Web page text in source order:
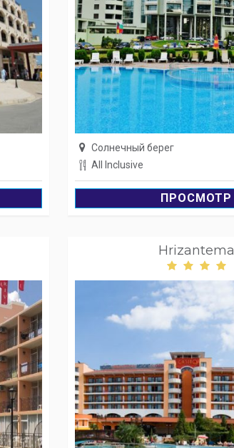
Солнечный берег
All Inclusive
ПРОСМОТР
Hrizantema